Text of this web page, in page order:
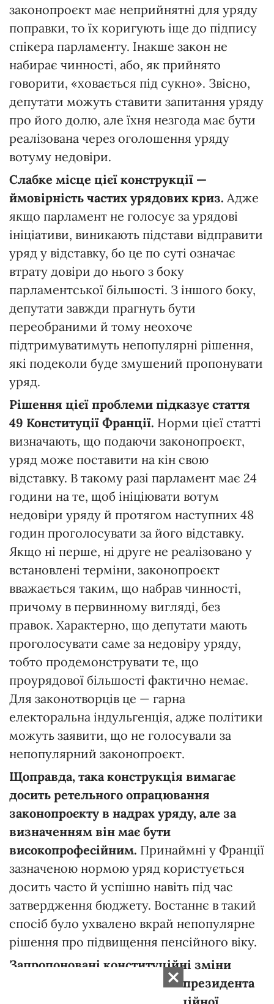
законопроєкт має неприйнятні для уряду
поправки, то їх коригують іще до підпису
спікера парламенту. Інакше закон не
набирає чинності, або, як прийнято
говорити, «ховається під сукно». Звісно,
депутати можуть ставити запитання уряду
про його долю, але їхня незгода має бути
реалізована через оголошення уряду
вотуму недовіри.
Слабке місце цієї конструкції —
ймовірність частих урядових криз. Адже
якщо парламент не голосує за урядові
ініціативи, виникають підстави відправити
уряд у відставку, бо це по суті означає
втрату довіри до нього з боку
парламентської більшості. З іншого боку,
депутати завжди прагнуть бути
переобраними й тому неохоче
підтримуватимуть непопулярні рішення,
які подеколи буде змушений пропонувати
уряд.
Рішення цієї проблеми підказує стаття
49 Конституції Франції. Норми цієї статті
визначають, що подаючи законопроєкт,
уряд може поставити на кін свою
відставку. В такому разі парламент має 24
години на те, щоб ініціювати вотум
недовіри уряду й протягом наступних 48
годин проголосувати за його відставку.
Якщо ні перше, ні друге не реалізовано у
встановлені терміни, законопроєкт
вважається таким, що набрав чинності,
причому в первинному вигляді, без
правок. Характерно, що депутати мають
проголосувати саме за недовіру уряду,
тобто продемонструвати те, що
проурядової більшості фактично немає.
Для законотворців це — гарна
електоральна індульгенція, адже політики
можуть заявити, що не голосували за
непопулярний законопроєкт.
Щоправда, така конструкція вимагає
досить ретельного опрацювання
законопроєкту в надрах уряду, але за
визначенням він має бути
високопрофесійним. Принаймні у Франції
зазначеною нормою уряд користується
досить часто й успішно навіть під час
затвердження бюджету. Востаннє в такий
спосіб було ухвалено вкрай непопулярне
рішення про підвищення пенсійного віку.
Запропоновані конституційні зміни
ролі президента